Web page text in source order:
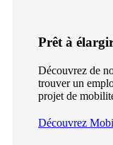
Prêt à
Découvrez de
trouver un
projet de
Découvrez